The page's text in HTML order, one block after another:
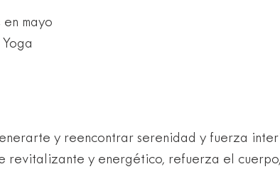
en mayo
y reencontrar serenidad y fuerza
revitalizante y energético, refuerza el